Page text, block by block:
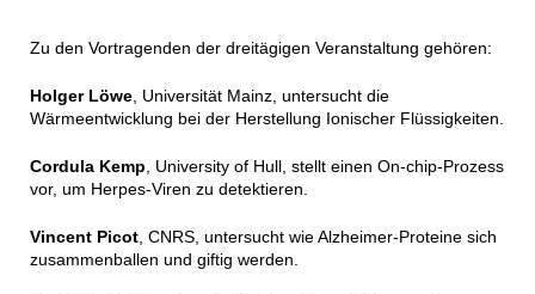
Zu den Vortragenden der dreitägigen Veranstaltung gehören:
Holger Löwe, Universität Mainz, untersucht die
Wärmeentwicklung bei der Herstellung Ionischer Flüssigkeiten.
Cordula Kemp, University of Hull, stellt einen On-chip-Prozess
vor, um Herpes-Viren zu detektieren.
Vincent Picot, CNRS, untersucht wie Alzheimer-Proteine sich
zusammenballen und giftig werden.